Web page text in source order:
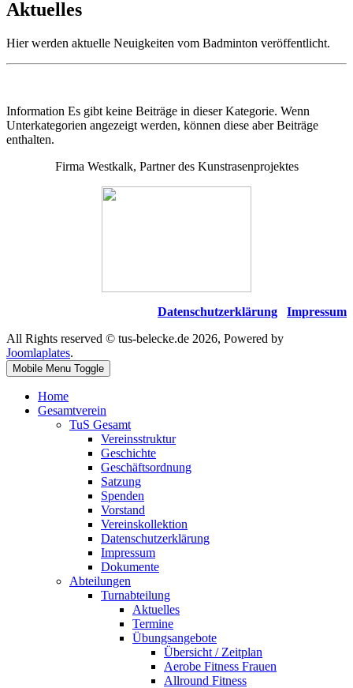
Aktuelles
Hier werden aktuelle Neuigkeiten vom Badminton veröffentlicht.
Information Es gibt keine Beiträge in dieser Kategorie. Wenn
Unterkategorien angezeigt werden, können diese aber Beiträge
enthalten.
Firma Westkalk, Partner des Kunstrasenprojektes
Datenschutzerklärung
Impressum
All Rights reserved © tus-belecke.de 2026, Powered by
Joomlaplates.
Mobile Menu Toggle
Home
Gesamtverein
TuS Gesamt
Vereinsstruktur
Geschichte
Geschäftsordnung
Satzung
Spenden
Vorstand
Vereinskollektion
Datenschutzerklärung
Impressum
Dokumente
Abteilungen
Turnabteilung
Aktuelles
Termine
Übungsangebote
Übersicht / Zeitplan
Aerobe Fitness Frauen
Allround Fitness